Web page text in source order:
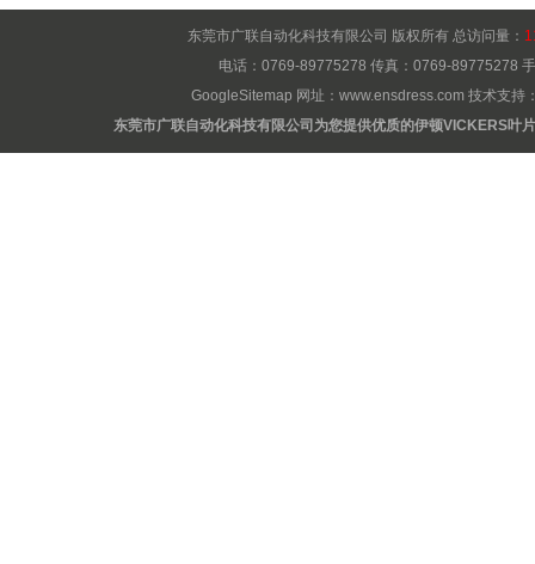
东莞市广联自动化科技有限公司 版权所有 总访问量：
电话：0769-89775278 传真：0769-89775278
GoogleSitemap 网址： www.ensdress.com 技术支持
东莞市广联自动化科技有限公司为您提供优质的伊顿VICKERS